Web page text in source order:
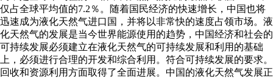
仅占全球平均值的7.2％。随着国民经济的快速增长，中国也将
迅速成为液化天然气进口国，并将以非常快的速度占领市场。液
化天然气的发展是当今世界能源使用的趋势，中国经济和社会的
可持续发展必须建立在液化天然气的可持续发展和利用的基础
上，必须进行合理的开发和综合利用。符合可持续发展的要求。
回收和资源利用方面取得了全面进展。中国的液化天然气发展正